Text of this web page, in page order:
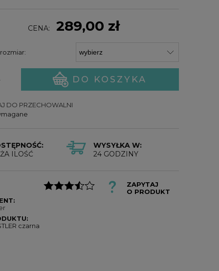
CENA: 289,00 zł
DO KOSZYKA
DO PRZECHOWALNI
ILOŚĆ
WYSYŁKA W:
24 GODZINY
czarna
ZAPYTAJ
O PRODUKT